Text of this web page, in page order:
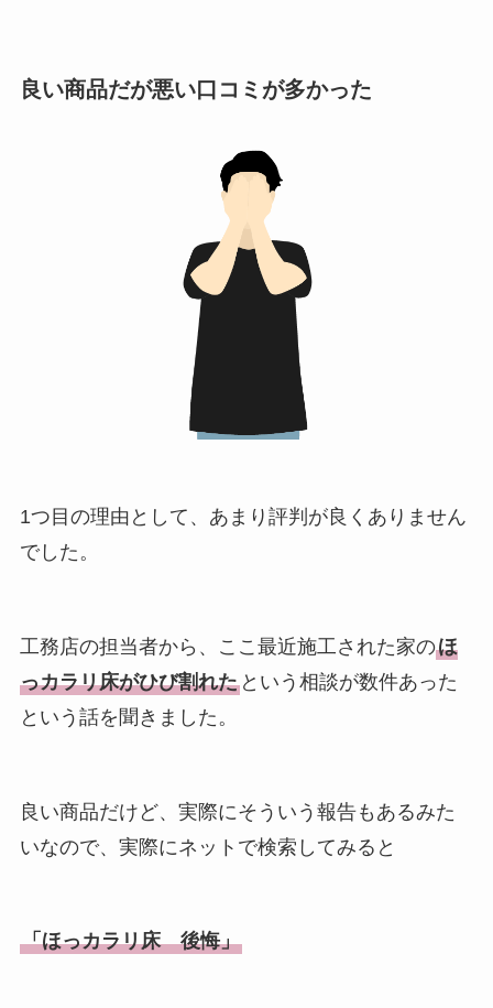
良い商品だが悪い口コミが多かった
1つ目の理由として、あまり評判が良くありません
でした。
工務店の担当者から、ここ最近施工された家のほ
っカラリ床がひび割れたという相談が数件あった
という話を聞きました。
良い商品だけど、実際にそういう報告もあるみた
いなので、実際にネットで検索してみると
「ほっカラリ床 後悔」